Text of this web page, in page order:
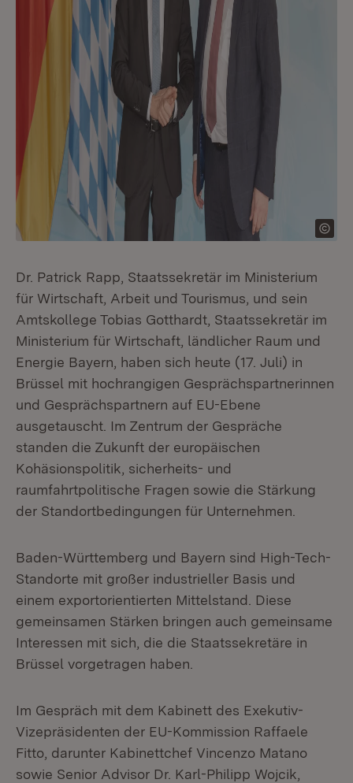
Dr. Patrick Rapp, Staatssekretär im Ministerium
für Wirtschaft, Arbeit und Tourismus, und sein
Amtskollege Tobias Gotthardt, Staatssekretär im
Ministerium für Wirtschaft, ländlicher Raum und
Energie Bayern, haben sich heute (17. Juli) in
Brüssel mit hochrangigen Gesprächspartnerinnen
und Gesprächspartnern auf EU-Ebene
ausgetauscht. Im Zentrum der Gespräche
standen die Zukunft der europäischen
Kohäsionspolitik, sicherheits- und
raumfahrtpolitische Fragen sowie die Stärkung
der Standortbedingungen für Unternehmen.
Baden-Württemberg und Bayern sind High-Tech-
Standorte mit großer industrieller Basis und
einem exportorientierten Mittelstand. Diese
gemeinsamen Stärken bringen auch gemeinsame
Interessen mit sich, die die Staatssekretäre in
Brüssel vorgetragen haben.
Im Gespräch mit dem Kabinett des Exekutiv-
Vizepräsidenten der EU-Kommission Raffaele
Fitto, darunter Kabinettchef Vincenzo Matano
sowie Senior Advisor Dr. Karl-Philipp Wojcik,